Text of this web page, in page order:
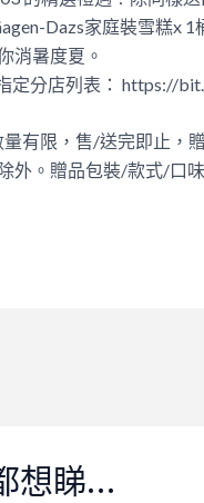
Dazs家庭裝雪糕x 1
消暑度夏。
定分店列表： https://
有限，售/送完即止，
外。贈品包裝/款式/口
想睇…